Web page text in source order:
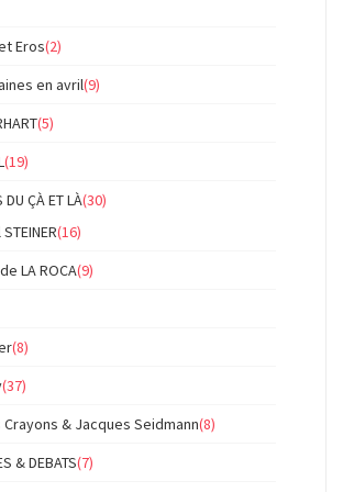
Eros(2)
en avril(9)
(5)
(19)
DU ÇÀ ET LÀ(30)
(16)
LA ROCA(9)
(8)
(37)
& Jacques Seidmann(8)
& DEBATS(7)